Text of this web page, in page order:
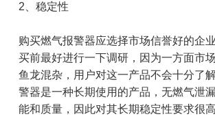
2、稳定性
购买燃气报警器应选择市场信誉好的企
买前最好进行一下调研，因为一方面市
鱼龙混杂，用户对这一产品不会十分了
警器是一种长期使用的产品，无燃气泄
能和质量，因此对其长期稳定性要求很高